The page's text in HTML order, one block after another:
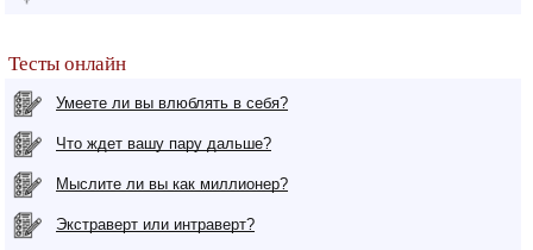
Тесты онлайн
Умеете ли вы влюблять в себя?
Что ждет вашу пару дальше?
Мыслите ли вы как миллионер?
Экстраверт или интраверт?